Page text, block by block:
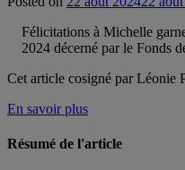
Félicitations à Michelle
2024 décerné par le Fonds
Cet article cosigné par Léonie
En savoir plus
Résumé de l'article